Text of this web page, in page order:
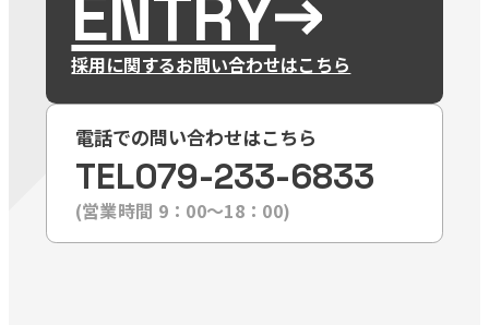
採用に関するお問い合わせはこちら
電話での問い合わせはこちら
TEL079-233-6833
(営業時間 9：00〜18：00)